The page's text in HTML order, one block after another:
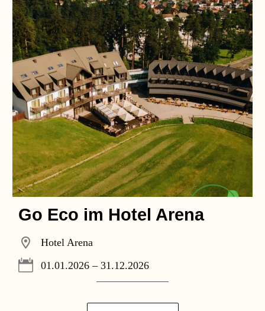
Go Eco im Hotel Arena
Hotel Arena
01.01.2026 – 31.12.2026